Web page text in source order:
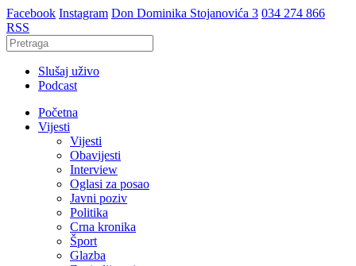
Facebook Instagram Don Dominika Stojanovića 3 034 274 866
RSS
Slušaj uživo
Podcast
Početna
Vijesti
Vijesti
Obavijesti
Interview
Oglasi za posao
Javni poziv
Politika
Crna kronika
Šport
Glazba